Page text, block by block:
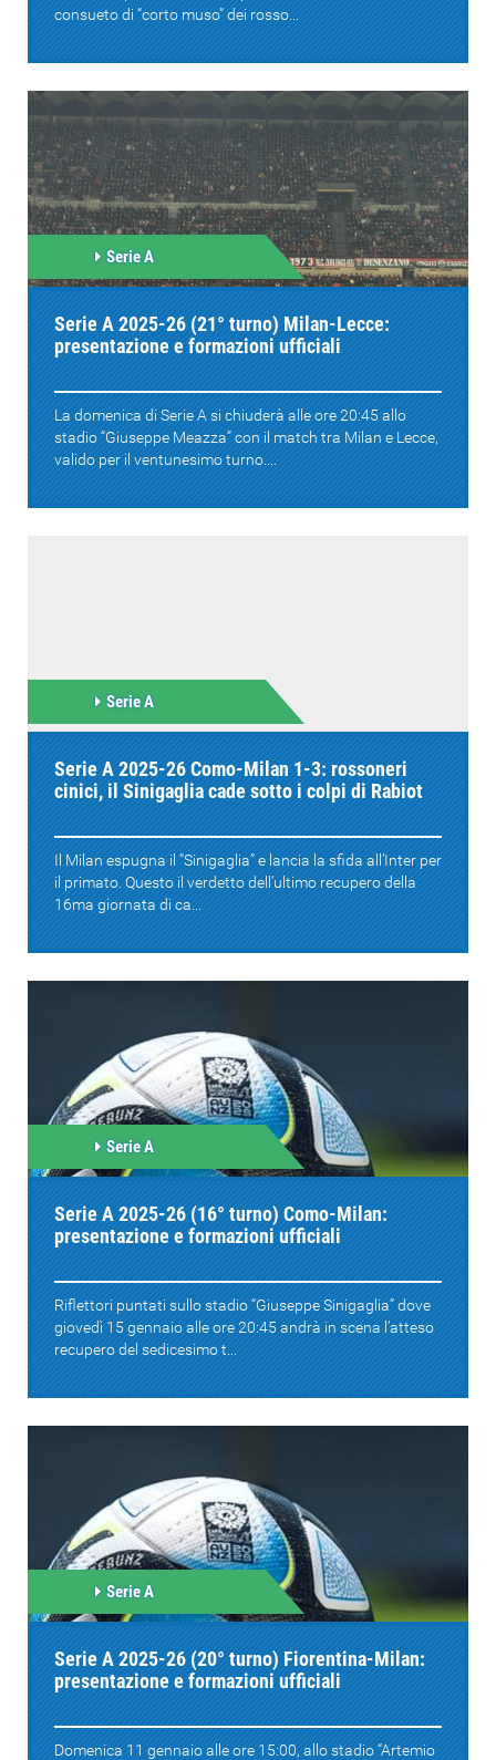
consueto di “corto muso” dei rosso...
Serie A
Serie A 2025-26 (21° turno) Milan-Lecce:
presentazione e formazioni ufficiali
La domenica di Serie A si chiuderà alle ore 20:45 allo
stadio “Giuseppe Meazza” con il match tra Milan e Lecce,
valido per il ventunesimo turno....
Serie A
Serie A 2025-26 Como-Milan 1-3: rossoneri
cinici, il Sinigaglia cade sotto i colpi di Rabiot
Il Milan espugna il “Sinigaglia” e lancia la sfida all’Inter per
il primato. Questo il verdetto dell’ultimo recupero della
16ma giornata di ca...
Serie A
Serie A 2025-26 (16° turno) Como-Milan:
presentazione e formazioni ufficiali
Riflettori puntati sullo stadio “Giuseppe Sinigaglia” dove
giovedì 15 gennaio alle ore 20:45 andrà in scena l’atteso
recupero del sedicesimo t...
Serie A
Serie A 2025-26 (20° turno) Fiorentina-Milan:
presentazione e formazioni ufficiali
Domenica 11 gennaio alle ore 15:00, allo stadio “Artemio